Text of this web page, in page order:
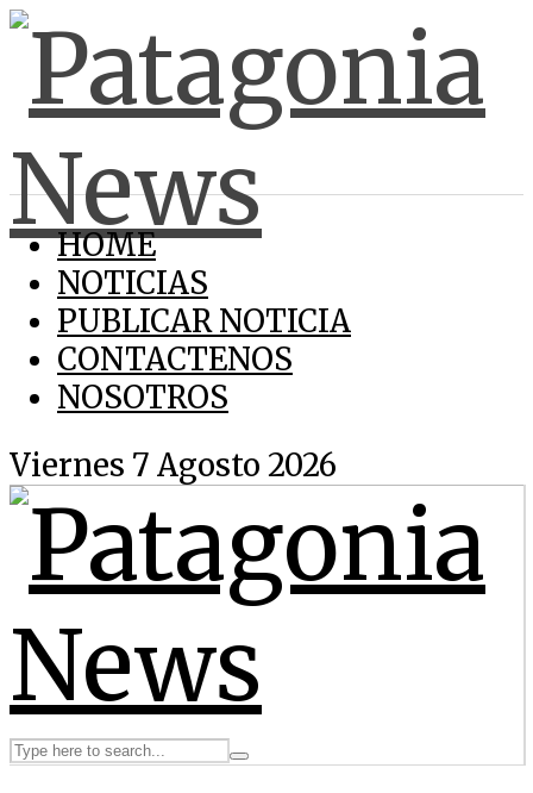
HOME
NOTICIAS
PUBLICAR NOTICIA
CONTACTENOS
NOSOTROS
Viernes 7 Agosto 2026